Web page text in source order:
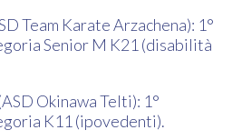
Team Karate Arzachena): 1°
Senior M K21 (disabilità
Okinawa Telti): 1°
K11 (ipovedenti).